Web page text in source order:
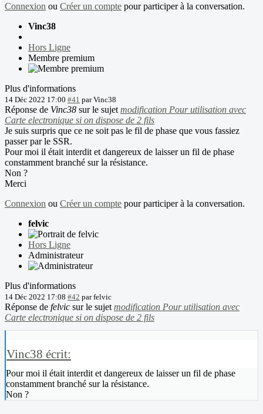
Connexion ou Créer un compte pour participer à la conversation.
Vinc38
Hors Ligne
Membre premium
Plus d'informations
14 Déc 2022 17:00 #41 parVinc38
Réponse de Vinc38 sur le sujet modification Pour utilisation avec
Carte electronique si on dispose de 2 fils
Je suis surpris que ce ne soit pas le fil de phase que vous fassiez
passer par le SSR.
Pour moi il était interdit et dangereux de laisser un fil de phase
constamment branché sur la résistance.
Non ?
Merci
Connexion ou Créer un compte pour participer à la conversation.
felvic
Hors Ligne
Administrateur
Plus d'informations
14 Déc 2022 17:08 #42 parfelvic
Réponse de felvic sur le sujet modification Pour utilisation avec
Carte electronique si on dispose de 2 fils
Vinc38 écrit:
Pour moi il était interdit et dangereux de laisser un fil de phase
constamment branché sur la résistance.
Non ?